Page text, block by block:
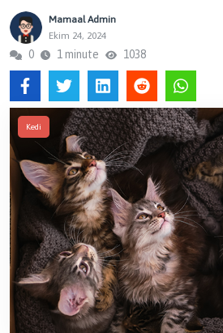
Mamaal Admin
Ekim 24, 2024
0 1 minute 1038
Kedi